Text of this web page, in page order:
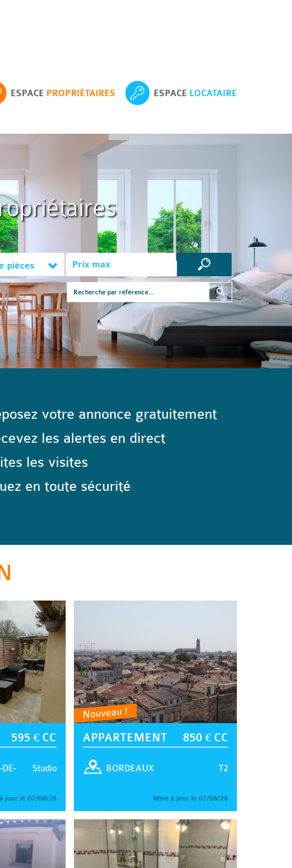
ESPACE PROPRIÉTAIRES ESPACE LOCATAIRE
pièces
votre annonce gratuitement
les alertes en direct
les visites
en toute sécurité
595 € CC
Studio
DE-
jour le 07/08/26
Nouveau !
APPARTEMENT 850 € CC
T2
BORDEAUX
Mise à jour le 07/08/26